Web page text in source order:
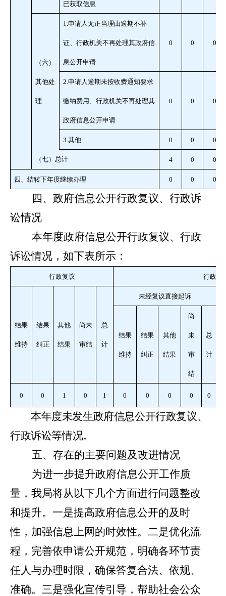
已获取信息
（六）
其他处
理
1.申请人无正当理由逾期不补
证、行政机关不再处理其政府信
息公开申请
0 0 0
2.申请人逾期未按收费通知要求
缴纳费用、行政机关不再处理其
政府信息公开申请
0 0 0
3.其他 0 0 0
（七）总计 4 0 0
四、结转下年度继续办理 0 0 0
四、政府信息公开行政复议、行政诉
讼情况
本年度政府信息公开行政复议、行政
诉讼情况，如下表所示：
行政复议 行政诉
结果
维持
结果
纠正
其他
结果
尚未
审结
总
计
未经复议直接起诉
结果
维持
结果
纠正
其他
结果
尚
未
审
结
总
计
0 0 1 0 1 0 0 0 0 0
本年度未发生政府信息公开行政复议、
行政诉讼等情况。
五、存在的主要问题及改进情况
为进一步提升政府信息公开工作质
量，我局将从以下几个方面进行问题整改
和提升。一是提高政府信息公开的及时
性，加强信息上网的时效性。二是优化流
程，完善依申请公开规范，明确各环节责
任人与办理时限，确保答复合法、依规、
准确。三是强化宣传引导，帮助社会公众